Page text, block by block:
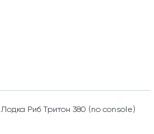
Лодка Риб Тритон 380 (no console)